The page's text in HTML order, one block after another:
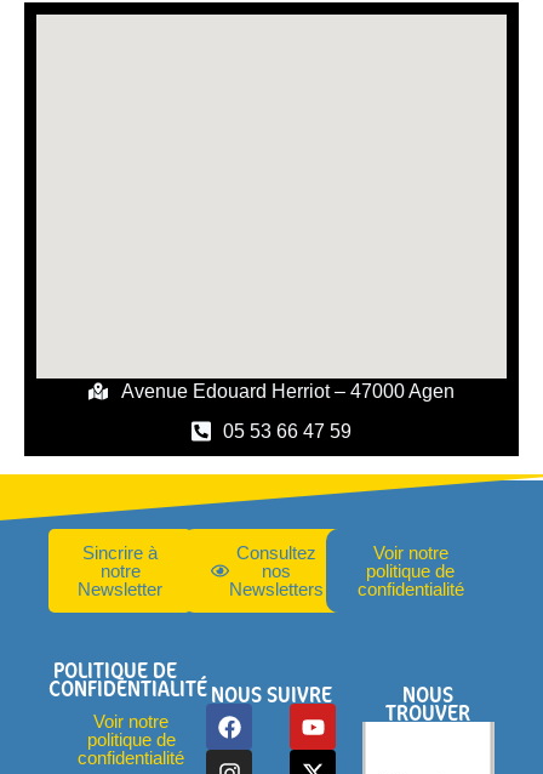
Avenue Edouard Herriot – 47000 Agen
05 53 66 47 59
Sincrire à
notre
Newsletter
Consultez
nos
Newsletters
Voir notre
politique de
confidentialité
POLITIQUE DE
CONFIDENTIALITÉ
Voir notre
politique de
confidentialité
NOUS SUIVRE NOUS
TROUVER